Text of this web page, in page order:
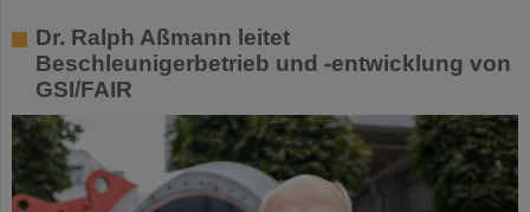
Dr. Ralph Aßmann leitet
Beschleunigerbetrieb und -entwicklung von
GSI/FAIR